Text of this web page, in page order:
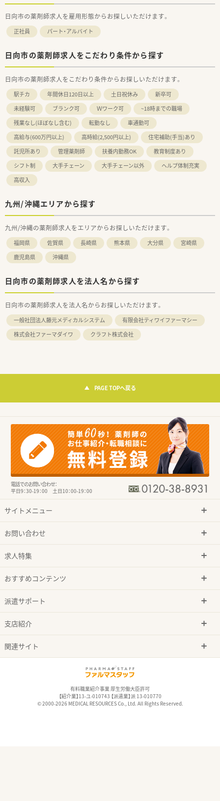
日向市の薬剤師求人を雇用形態からお探しいただけます。
正社員 パート・アルバイト
日向市の薬剤師求人をこだわり条件から探す
日向市の薬剤師求人をこだわり条件からお探しいただけます。
駅チカ 年間休日120日以上 土日祝休み
新卒可
未経験可
ブランク可 Ｗワーク可
~18時までの職場
残業なし(ほぼなし含む)
転勤なし
車通勤可
高給与(600万円以上)
高時給(2,500円以上)
住宅補助(手当)あり
託児所あり
管理薬剤師 扶養内勤務OK
教育制度あり
シフト制
大手チェーン 大手チェーン以外
ヘルプ体制充実
高収入
九州/沖縄エリアから探す
九州/沖縄の薬剤師求人をエリアからお探しいただけます。
福岡県 佐賀県 長崎県 熊本県 大分県
宮崎県
鹿児島県
沖縄県
日向市の薬剤師求人を法人名から探す
日向市の薬剤師求人を法人名からお探しいただけます。
一般社団法人藤元メディカルシステム
有限会社ティワイファーマシー
株式会社ファーマダイワ
クラフト株式会社
PAGE TOPへ戻る
電話でのお問い合わせ：
平日9：30-19：00 土日10：00-19：00
サイトメニュー
お問い合わせ
求人特集
おすすめコンテンツ
派遣サポート
支店紹介
関連サイト
有料職業紹介事業 厚生労働大臣許可
【紹介業】13-ユ-010743 【派遣業】派 13-010770
© 2000-2026 MEDICAL RESOURCES Co., Ltd. All Rights Reserved.